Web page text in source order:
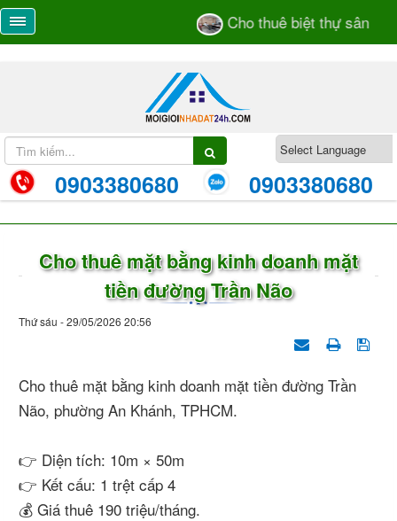
Cho thuê biệt thự sân
0903380680 0903380680
Cho thuê mặt bằng kinh doanh mặt
tiền đường Trần Não
Thứ sáu - 29/05/2026 20:56
Cho thuê mặt bằng kinh doanh mặt tiền đường Trần
Não, phường An Khánh, TPHCM.
👉 Diện tích: 10m × 50m
👉 Kết cấu: 1 trệt cấp 4
💰 Giá thuê 190 triệu/tháng.